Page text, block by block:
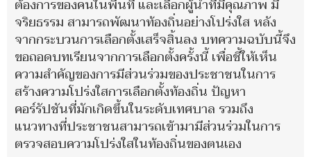
ต้องการของคนในพื้นที่ และเลือกผู้นำที่มีคุณภาพ มี
จริยธรรม สามารถพัฒนาท้องถิ่นอย่างโปร่งใส หลัง
จากกระบวนการเลือกตั้งเสร็จสิ้นลง บทความฉบับนี้จึง
ขอถอดบทเรียนจากการเลือกตั้งครั้งนี้ เพื่อชี้ให้เห็น
ความสำคัญของการมีส่วนร่วมของประชาชนในการ
สร้างความโปร่งใสการเลือกตั้งท้องถิ่น ปัญหา
คอร์รัปชันที่มักเกิดขึ้นในระดับเทศบาล รวมถึง
แนวทางที่ประชาชนสามารถเข้ามามีส่วนร่วมในการ
ตรวจสอบความโปร่งใสในท้องถิ่นของตนเอง